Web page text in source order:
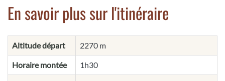
En savoir plus sur l'itinéraire
Altitude départ 2270 m
Horaire montée 1h30